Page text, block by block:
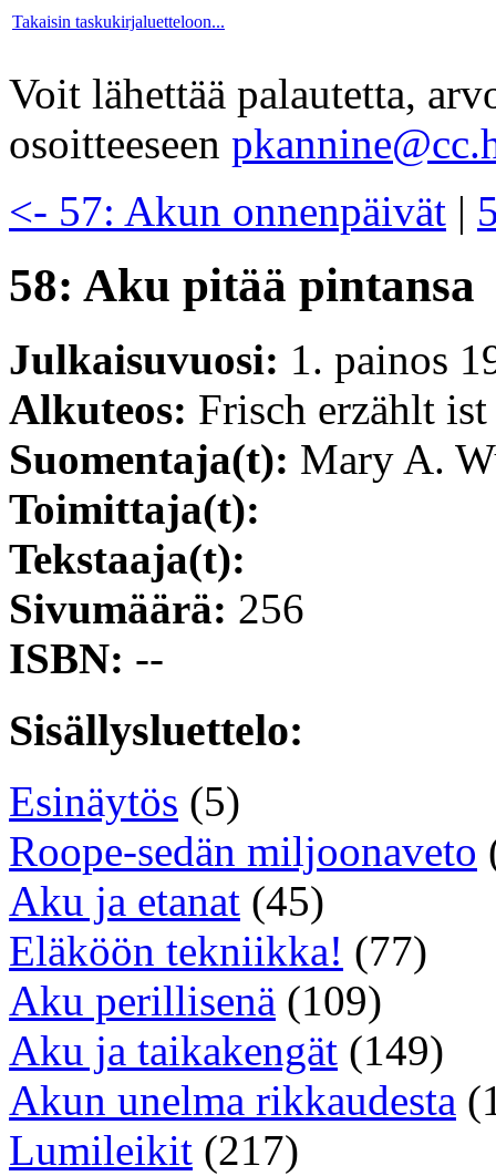
Takaisin taskukirjaluetteloon...
Voit lähettää palautetta,
osoitteeseen
<- 57: Akun onnenpäivät |
58: Aku pitää pintansa
Julkaisuvuosi: 1. painos
Alkuteos: Frisch erzählt
Suomentaja(t): Mary A.
Toimittaja(t):
Tekstaaja(t):
Sivumäärä: 256
ISBN: --
Sisällysluettelo:
Esinäytös (5)
Roope-sedän miljoonaveto
Aku ja etanat (45)
Eläköön tekniikka! (77)
Aku perillisenä (109)
Aku ja taikakengät (149)
Akun unelma rikkaudesta
Lumileikit (217)